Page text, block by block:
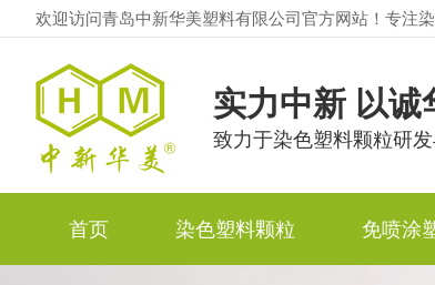
欢迎访问青岛中新华美塑料有限公司官方网站！专注
实力中新 以诚
致力于染色塑料颗粒研
首页 染色塑料颗粒 免喷涂